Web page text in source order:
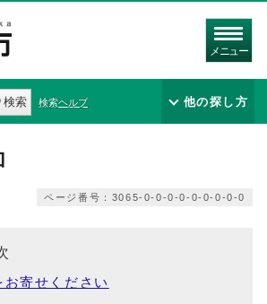
メニュー
検索 検索ヘルプ 他の探し方
ページ番号：3065-0-0-0-0-0-0-0-0-0
お寄せください